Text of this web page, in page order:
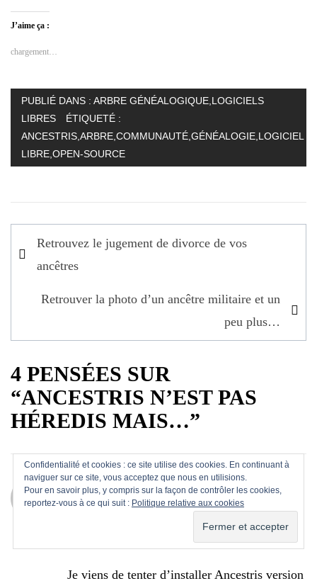
Facebook(ouvre
dans
une
fenêtre)
J’aime ça :
chargement…
PUBLIÉ DANS : ARBRE GÉNÉALOGIQUE,LOGICIELS
LIBRES
ÉTIQUETÉ :
ANCESTRIS,ARBRE,COMMUNAUTÉ,GÉNÉALOGIE,LOGICIEL
LIBRE,OPEN-SOURCE
Navigation
de
Retrouvez le jugement de divorce de vos
ancêtres
Retrouver la photo d’un ancêtre militaire et un
peu plus…
4 PENSÉES SUR
“ANCESTRIS N’EST PAS
HÉREDIS MAIS…”
Anonyme
14 septembre 2018 à 7 h 11 min
Je viens de tenter d’installer Ancestris version
Confidentialité et cookies : ce site utilise des cookies. En continuant à
naviguer sur ce site, vous acceptez que nous en utilisions.
Pour en savoir plus, y compris sur la façon de contrôler les cookies,
reportez-vous à ce qui suit : Politique relative aux cookies